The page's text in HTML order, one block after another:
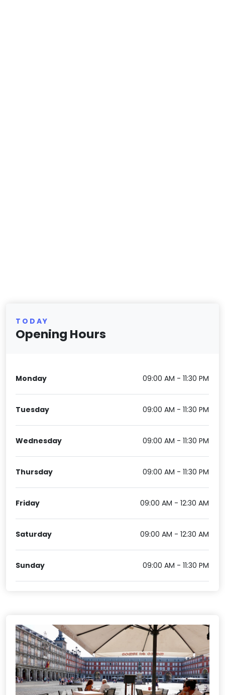
TODAY
Opening Hours
Monday 09:00 AM - 11:30 PM
Tuesday 09:00 AM - 11:30 PM
Wednesday 09:00 AM - 11:30 PM
Thursday 09:00 AM - 11:30 PM
Friday 09:00 AM - 12:30 AM
Saturday 09:00 AM - 12:30 AM
Sunday 09:00 AM - 11:30 PM